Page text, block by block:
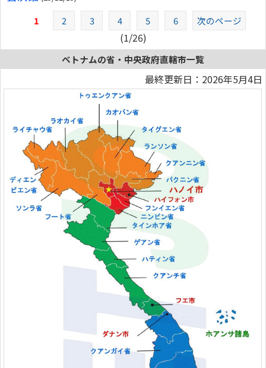
1 2 3 4 5 6 次のページ
(1/26)
ベトナムの省・中央政府直轄市一覧
最終更新日：2026年5月4日